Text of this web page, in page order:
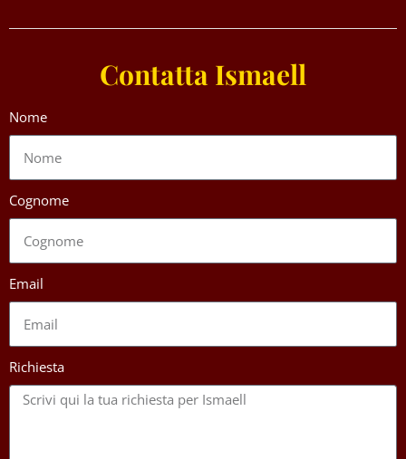
Contatta Ismaell
Nome
Cognome
Email
Richiesta